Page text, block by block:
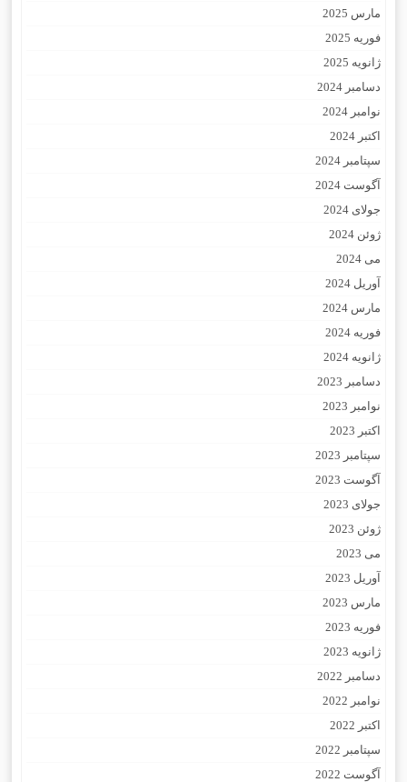
مارس 2025
فوریه 2025
ژانویه 2025
دسامبر 2024
نوامبر 2024
اکتبر 2024
سپتامبر 2024
آگوست 2024
جولای 2024
ژوئن 2024
می 2024
آوریل 2024
مارس 2024
فوریه 2024
ژانویه 2024
دسامبر 2023
نوامبر 2023
اکتبر 2023
سپتامبر 2023
آگوست 2023
جولای 2023
ژوئن 2023
می 2023
آوریل 2023
مارس 2023
فوریه 2023
ژانویه 2023
دسامبر 2022
نوامبر 2022
اکتبر 2022
سپتامبر 2022
آگوست 2022